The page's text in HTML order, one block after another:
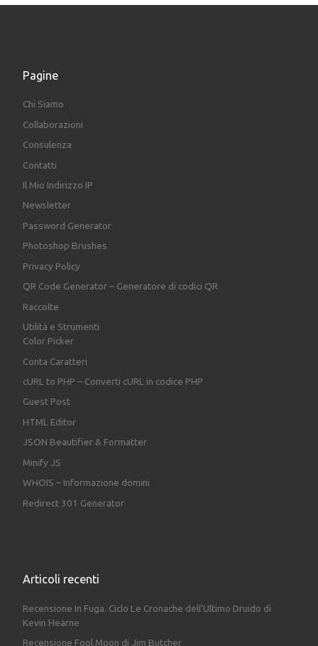
Pagine
Chi Siamo
Collaborazioni
Consulenza
Contatti
Il Mio Indirizzo IP
Newsletter
Password Generator
Photoshop Brushes
Privacy Policy
QR Code Generator – Generatore di codici QR
Raccolte
Utilità e Strumenti
Color Picker
Conta Caratteri
cURL to PHP – Converti cURL in codice PHP
Guest Post
HTML Editor
JSON Beautifier & Formatter
Minify JS
WHOIS – Informazione domini
Redirect 301 Generator
Articoli recenti
Recensione In Fuga. Ciclo Le Cronache dell’Ultimo Druido di
Kevin Hearne
Recensione Fool Moon di Jim Butcher